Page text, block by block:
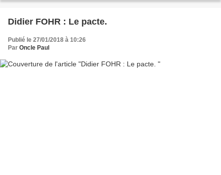
Didier FOHR : Le pacte.
Publié le 27/01/2018 à 10:26
Par Oncle Paul